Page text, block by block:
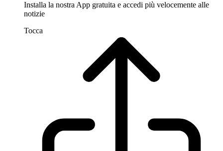
Installa la nostra App gratuita e accedi più velocemente alle
notizie
Tocca